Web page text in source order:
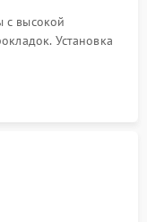
с высокой
Установка
Предварительная